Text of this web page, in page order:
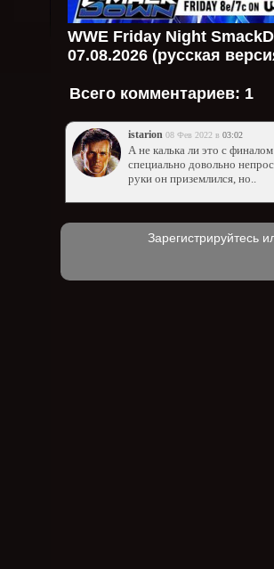
WWE Friday Night
07.08.2026 (русская
Всего комментариев: 1
istarion 08 Фев 2022 в 03:02
А не калька ли это с
специально довольно
руки он приземлился, но..
Зарегистрируйтесь